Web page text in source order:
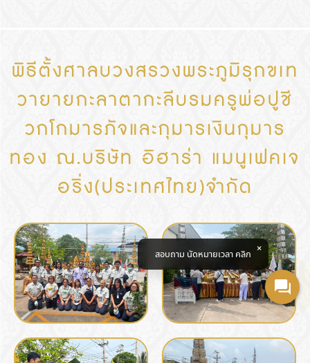
พิธีตั้งศาลบวงสรวงพระภูมิรุกขเท
วายายกะลาตากะลีบรมครูพ่อปูชี
วกโกมารภัจและกุมารเงินกุมาร
ทอง ณ.บริษัท อิฮาร่า แมนูเฟคเจ
อริ่ง(ประเทศไทย)จำกัด
สอบถาม นัดหมายเวลา คลิก